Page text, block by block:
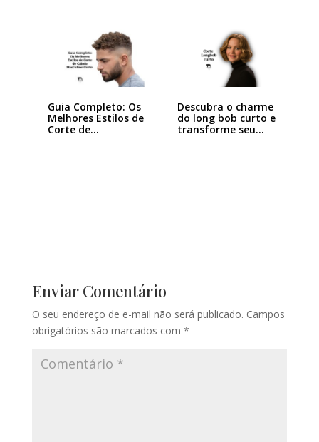
Guia Completo: Os
Melhores Estilos de
Corte de…
Descubra o charme
do long bob curto e
transforme seu…
Enviar Comentário
O seu endereço de e-mail não será publicado. Campos
obrigatórios são marcados com *